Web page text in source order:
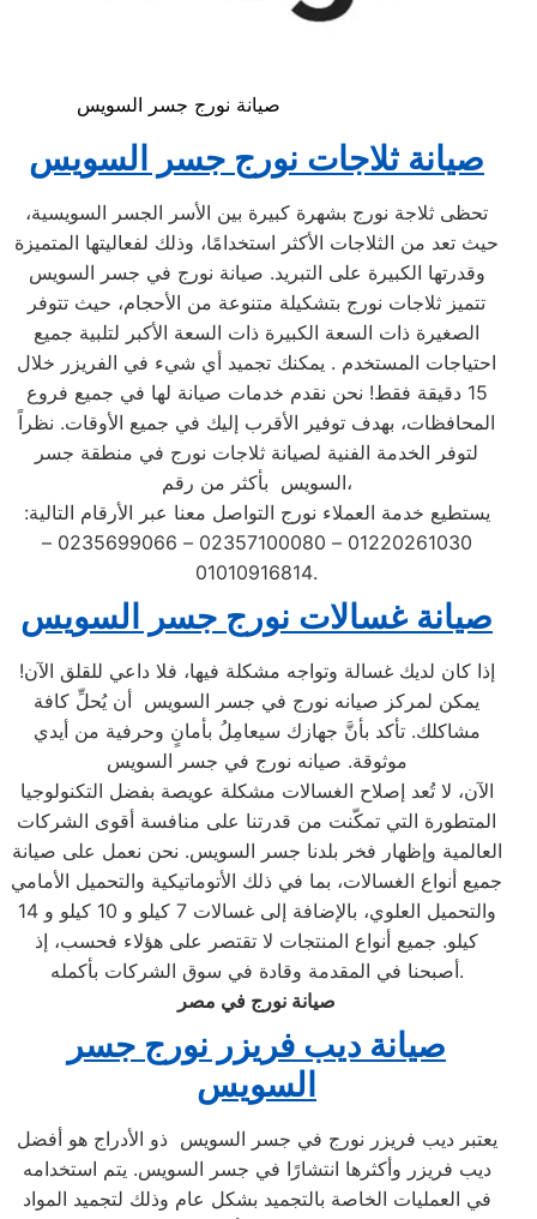
صيانة نورج جسر السويس
صيانة ثلاجات نورج جسر السويس
تحظى ثلاجة نورج بشهرة كبيرة بين الأسر الجسر السويسية،
حيث تعد من الثلاجات الأكثر استخدامًا، وذلك لفعاليتها المتميزة
وقدرتها الكبيرة على التبريد. صيانة نورج في جسر السويس
تتميز ثلاجات نورج بتشكيلة متنوعة من الأحجام، حيث تتوفر
الصغيرة ذات السعة الكبيرة ذات السعة الأكبر لتلبية جميع
احتياجات المستخدم . يمكنك تجميد أي شيء في الفريزر خلال
15 دقيقة فقط! نحن نقدم خدمات صيانة لها في جميع فروع
المحافظات، بهدف توفير الأقرب إليك في جميع الأوقات. نظراً
لتوفر الخدمة الفنية لصيانة ثلاجات نورج في منطقة جسر
السويس بأكثر من رقم،
يستطيع خدمة العملاء نورج التواصل معنا عبر الأرقام التالية:
01220261030 – 02357100080 – 0235699066 –
01010916814.
صيانة غسالات نورج جسر السويس
إذا كان لديك غسالة وتواجه مشكلة فيها، فلا داعي للقلق الآن!
يمكن لمركز صيانه نورج في جسر السويس أن يُحلِّ كافة
مشاكلك. تأكد بأنَّ جهازك سيعامِلُ بأمانٍ وحرفية من أيدي
موثوقة. صيانه نورج في جسر السويس
الآن، لا تُعد إصلاح الغسالات مشكلة عويصة بفضل التكنولوجيا
المتطورة التي تمكّنت من قدرتنا على منافسة أقوى الشركات
العالمية وإظهار فخر بلدنا جسر السويس. نحن نعمل على صيانة
جميع أنواع الغسالات، بما في ذلك الأتوماتيكية والتحميل الأمامي
والتحميل العلوي، بالإضافة إلى غسالات 7 كيلو و 10 كيلو و 14
كيلو. جميع أنواع المنتجات لا تقتصر على هؤلاء فحسب، إذ
أصبحنا في المقدمة وقادة في سوق الشركات بأكمله.
صيانة نورج في مصر
صيانة ديب فريزر نورج جسر
السويس
يعتبر ديب فريزر نورج في جسر السويس ذو الأدراج هو أفضل
ديب فريزر وأكثرها انتشارًا في جسر السويس. يتم استخدامه
في العمليات الخاصة بالتجميد بشكل عام وذلك لتجميد المواد